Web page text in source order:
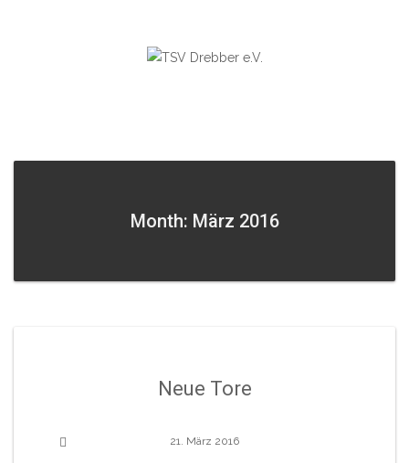
Month: März 2016
Neue Tore
21. März 2016